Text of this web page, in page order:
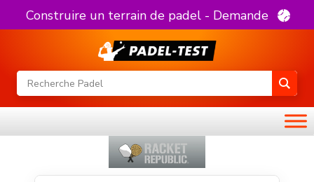
Construire un terrain de padel - Demande